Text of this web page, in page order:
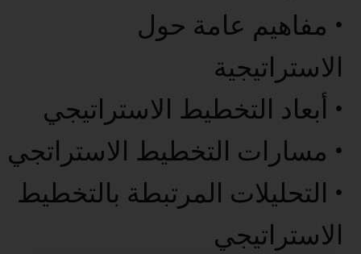
• مفاهيم عامة حول
الاستراتيجية
• أبعاد التخطيط الاستراتيجي
• مسارات التخطيط الاستراتجي
• التحليلات المرتبطة بالتخطيط
الاستراتيجي